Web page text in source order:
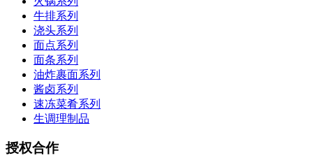
牛排系列
浇头系列
面点系列
面条系列
油炸裹面系列
酱卤系列
速冻菜肴系列
生调理制品
授权合作